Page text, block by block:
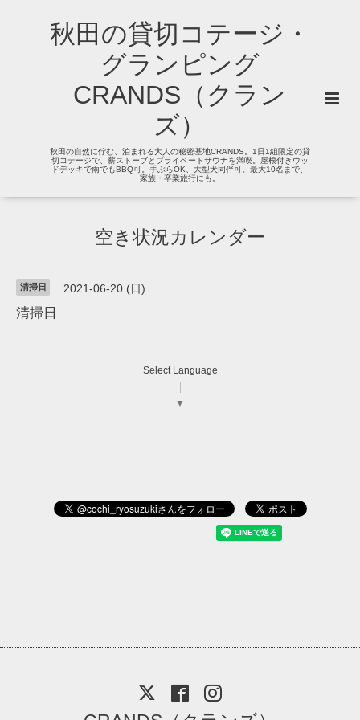
秋田の貸切コテージ・
グランピング
CRANDS（クラン
ズ）
秋田の自然に佇む、泊まれる大人の秘密基地CRANDS。1日1組限定の貸
切コテージで、薪ストーブとプライベートサウナを満喫。屋根付きウッ
ドデッキで雨でもBBQ可。手ぶらOK、大型犬同伴可。最大10名まで、
家族・卒業旅行にも。
空き状況カレンダー
清掃日 2021-06-20 (日)
清掃日
Select Language
▼